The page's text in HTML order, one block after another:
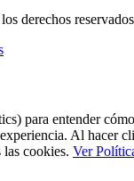
derechos
para entender cómo
Al hacer
cookies. Ver